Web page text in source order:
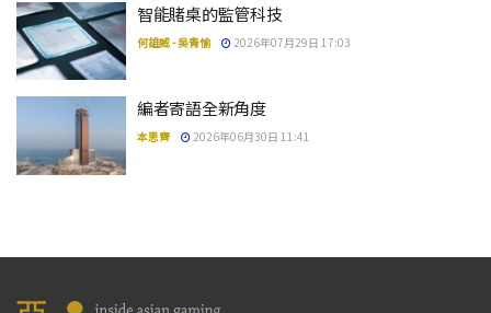
智能賭桌的監管科技
何雄威 - 吳青愉 2026年07月29日 17:03
編者寄語全新角度
本思齊 2026年06月30日 11:41